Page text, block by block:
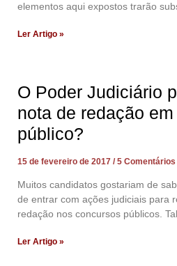
elementos aqui expostos trarão
Ler Artigo »
O Poder Judiciário
nota de redação
público?
15 de fevereiro de 2017 5 Comentários
Muitos candidatos gostariam de
de entrar com ações judiciais para
redação nos concursos públicos.
Ler Artigo »